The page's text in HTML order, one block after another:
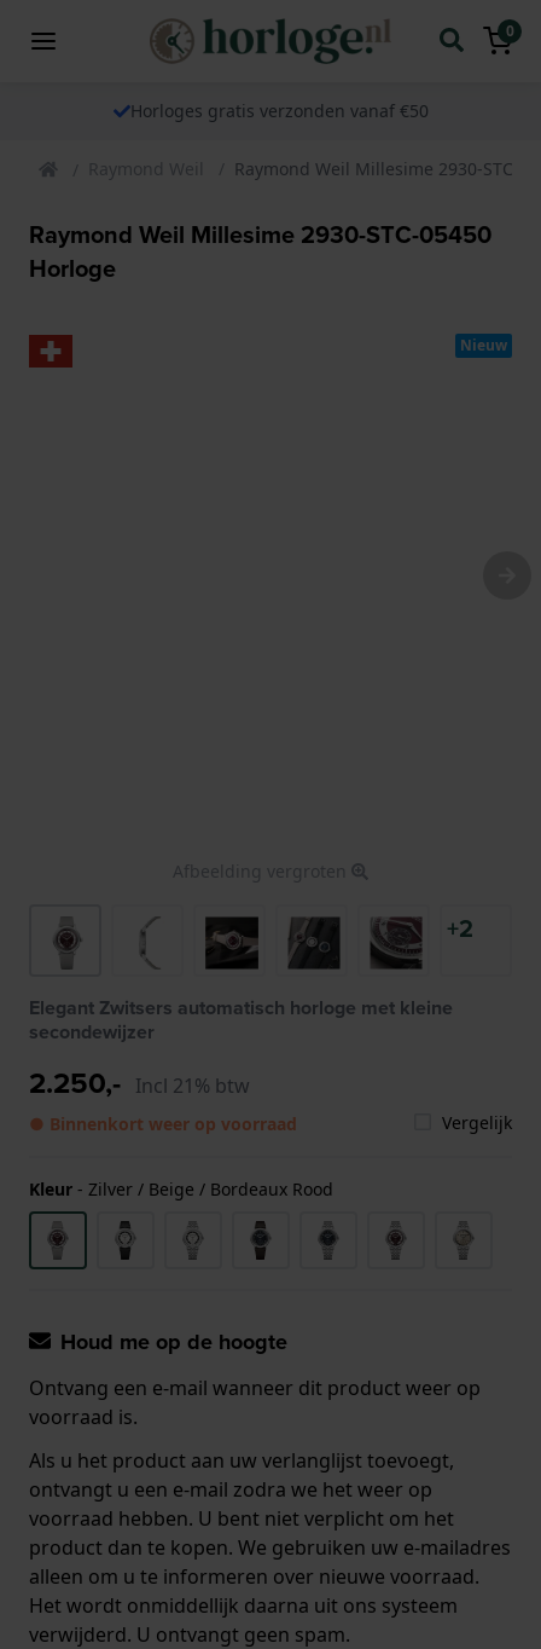
0
Horloges gratis verzonden vanaf €50
Raymond Weil Raymond Weil Millesime 2930-STC-
Raymond Weil Millesime 2930-STC-05450
Horloge
Nieuw
Afbeelding vergroten
+2
Elegant Zwitsers automatisch horloge met kleine
secondewijzer
2.250,- Incl 21% btw
● Binnenkort weer op voorraad Vergelijk
Kleur - Zilver / Beige / Bordeaux Rood
Houd me op de hoogte
Ontvang een e-mail wanneer dit product weer op
voorraad is.
Als u het product aan uw verlanglijst toevoegt,
ontvangt u een e-mail zodra we het weer op
voorraad hebben. U bent niet verplicht om het
product dan te kopen. We gebruiken uw e-mailadres
alleen om u te informeren over nieuwe voorraad.
Het wordt onmiddellijk daarna uit ons systeem
verwijderd. U ontvangt geen spam.